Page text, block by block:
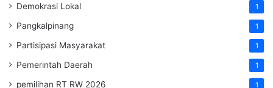
Demokrasi Lokal 1
Pangkalpinang 1
Partisipasi Masyarakat 1
Pemerintah Daerah 1
pemilihan RT RW 2026 1